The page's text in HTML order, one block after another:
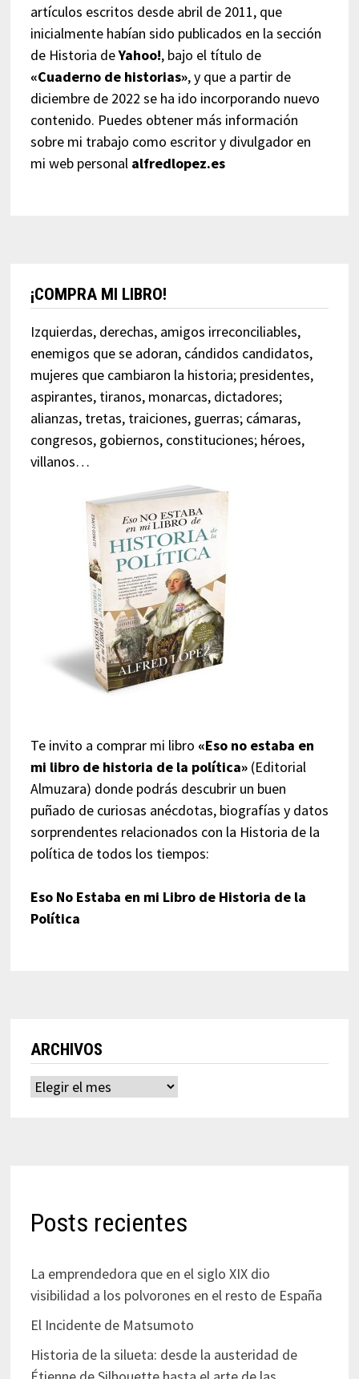
artículos escritos desde abril de 2011, que
inicialmente habían sido publicados en la sección
de Historia deYahoo!, bajo el título de
«Cuaderno de historias», y que a partir de
diciembre de 2022 se ha ido incorporando nuevo
contenido. Puedes obtener más información
sobre mi trabajo como escritor y divulgador en
mi web personal alfredlopez.es
¡COMPRA MI LIBRO!
Izquierdas, derechas, amigos irreconciliables,
enemigos que se adoran, cándidos candidatos,
mujeres que cambiaron la historia; presidentes,
aspirantes, tiranos, monarcas, dictadores;
alianzas, tretas, traiciones, guerras; cámaras,
congresos, gobiernos, constituciones; héroes,
villanos…
Te invito a comprar mi libro «Eso no estaba en
mi libro de historia de la política»(Editorial
Almuzara) donde podrás descubrir un buen
puñado de curiosas anécdotas, biografías y datos
sorprendentes relacionados con la Historia de la
política de todos los tiempos:
Eso No Estaba en mi Libro de Historia de la
Política
ARCHIVOS
Archivos
Posts recientes
La emprendedora que en el siglo XIX dio
visibilidad a los polvorones en el resto de España
El Incidente de Matsumoto
Historia de la silueta: desde la austeridad de